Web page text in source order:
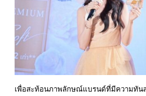
เพื่อสะท้อนภาพลักษณ์แบรนด์ที่มีความทั